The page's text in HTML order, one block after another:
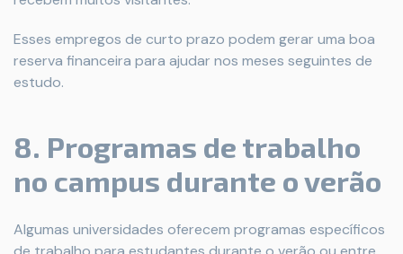
Esses empregos de curto prazo podem gerar uma boa
reserva financeira para ajudar nos meses seguintes de
estudo.
8. Programas de trabalho
no campus durante o verão
Algumas universidades oferecem programas específicos